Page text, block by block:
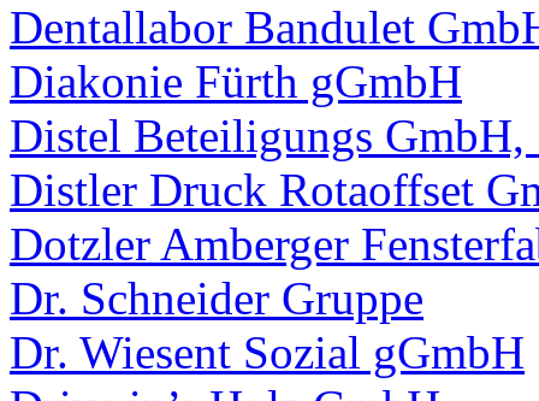
Dentallabor Bandulet
Diakonie Fürth gGmbH
Distel Beteiligungs
Distler Druck Rotaoffset
Dotzler Amberger
Dr. Schneider Gruppe
Dr. Wiesent Sozial gGmbH